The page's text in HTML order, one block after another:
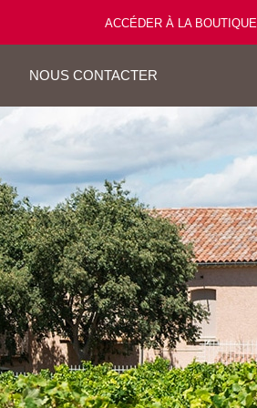
ACCÉDER À LA BOUTIQUE
NOUS CONTACTER